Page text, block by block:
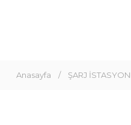
Anasayfa ŞARJ